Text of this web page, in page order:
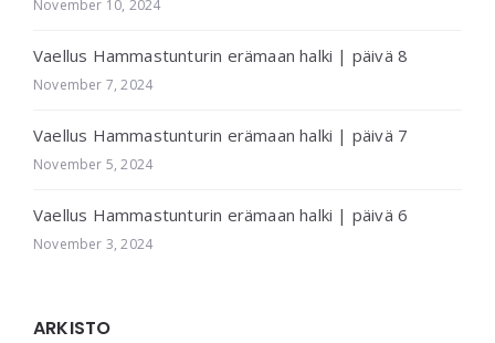
November 10, 2024
Vaellus Hammastunturin erämaan halki | päivä 8
November 7, 2024
Vaellus Hammastunturin erämaan halki | päivä 7
November 5, 2024
Vaellus Hammastunturin erämaan halki | päivä 6
November 3, 2024
ARKISTO